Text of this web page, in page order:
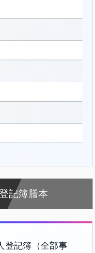
記簿謄本
登記簿（全部事